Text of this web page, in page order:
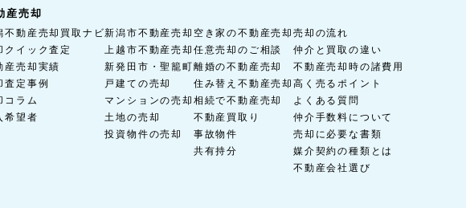
産売却
不動産売却買取ナビ
クイック査定
産売却実績
査定事例
コラム
希望者
新潟市不動産売却
上越市不動産売却
新発田市・聖籠町
戸建ての売却
マンションの売却
土地の売却
投資物件の売却
空き家の不動産売却
任意売却のご相談
離婚の不動産売却
住み替え不動産売却
相続で不動産売却
不動産買取り
事故物件
共有持分
売却の流れ
仲介と買取の違い
不動産売却時の諸費用
高く売るポイント
よくある質問
仲介手数料について
売却に必要な書類
媒介契約の種類とは
不動産会社選び